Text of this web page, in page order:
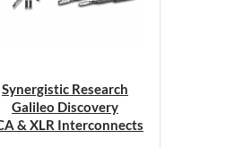
Synergistic Research
Galileo Discovery
& XLR Interconnects